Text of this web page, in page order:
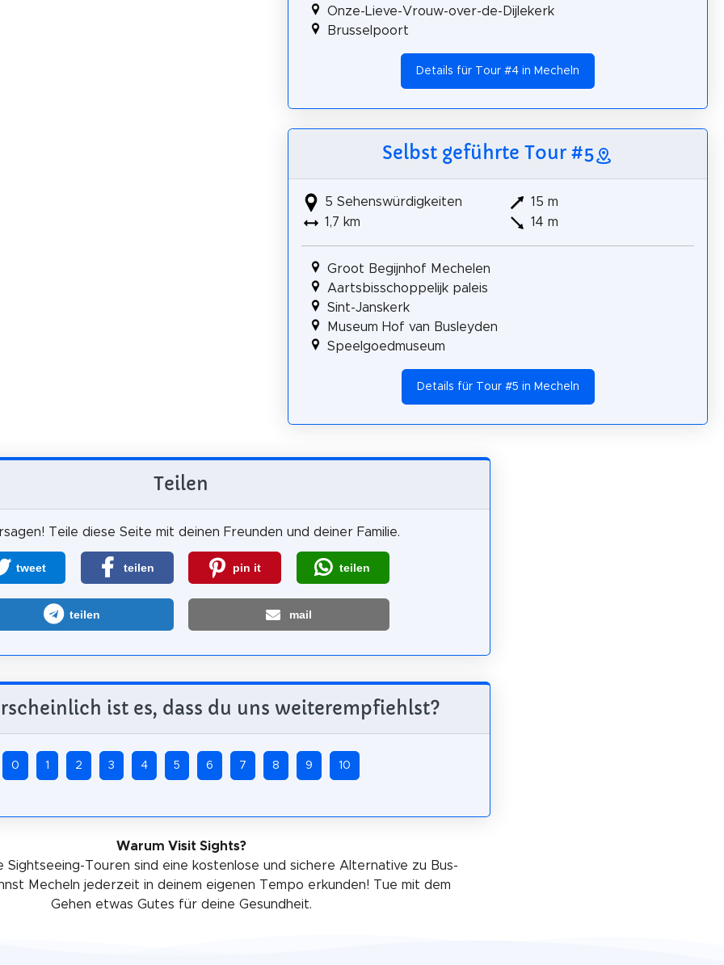
Onze-Lieve-Vrouw-over-de-Dijlekerk
Brusselpoort
Details für Tour #4 in Mecheln
Selbst geführte Tour #5
5 Sehenswürdigkeiten
1,7 km
15 m
14 m
Groot Begijnhof Mechelen
Aartsbisschoppelijk paleis
Sint-Janskerk
Museum Hof van Busleyden
Speelgoedmuseum
Details für Tour #5 in Mecheln
Teilen
Teile diese Seite mit deinen Freunden und deiner Familie.
tweet teilen pin it teilen
teilen mail
ist es, dass du uns weiterempfiehlst?
0 1 2 3 4 5 6 7 8 9 10
Warum Visit Sights?
Touren sind eine kostenlose und sichere Alternative zu Bus-
Mecheln jederzeit in deinem eigenen Tempo erkunden! Tue mit dem
Gehen etwas Gutes für deine Gesundheit.